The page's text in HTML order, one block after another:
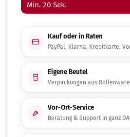
Min. 19 Sek.
Kauf oder in Raten
PayPal, Klarna, Kreditkarte,
Eigene Beutel
Verpackungen aus
Vor-Ort-Service
Beratung & Support in ganz